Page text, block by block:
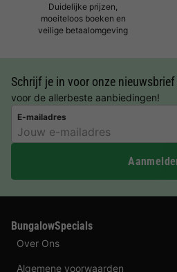
Duidelijke prijzen,
moeiteloos boeken en
veilige betaalomgeving
Schrijf je in voor onze nieuwsbrief
voor de allerbeste aanbiedingen!
E-mailadres
BungalowSpecials
Over Ons
Algemene voorwaarden